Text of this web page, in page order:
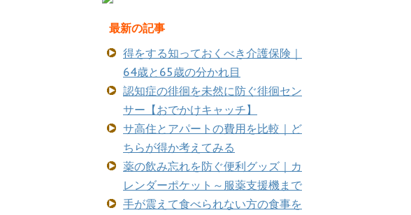
最新の記事
得をする知っておくべき介護保険｜
64歳と65歳の分かれ目
認知症の徘徊を未然に防ぐ徘徊セン
サー【おでかけキャッチ】
サ高住とアパートの費用を比較｜ど
ちらが得か考えてみる
薬の飲み忘れを防ぐ便利グッズ｜カ
レンダーポケット～服薬支援機まで
手が震えて食べられない方の食事を